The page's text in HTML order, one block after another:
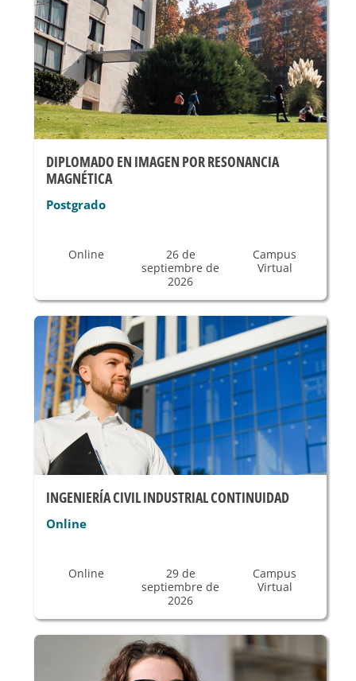
DIPLOMADO EN IMAGEN POR RESONANCIA
MAGNÉTICA
Postgrado
Online
26 de
septiembre de
2026
Campus
Virtual
INGENIERÍA CIVIL INDUSTRIAL CONTINUIDAD
Online
Online
29 de
septiembre de
2026
Campus
Virtual